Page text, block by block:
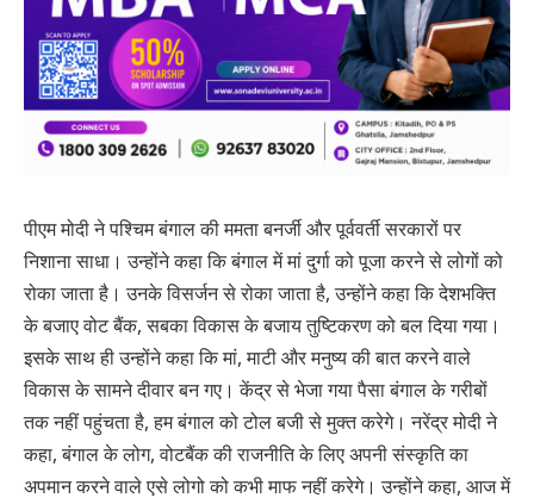
पीएम मोदी ने पश्चिम बंगाल की ममता बनर्जी और पूर्ववर्ती सरकारों पर
निशाना साधा। उन्होंने कहा कि बंगाल में मां दुर्गा को पूजा करने से लोगों को
रोका जाता है। उनके विसर्जन से रोका जाता है, उन्होंने कहा कि देशभक्ति
के बजाए वोट बैंक, सबका विकास के बजाय तुष्टिकरण को बल दिया गया।
इसके साथ ही उन्होंने कहा कि मां, माटी और मनुष्य की बात करने वाले
विकास के सामने दीवार बन गए। केंद्र से भेजा गया पैसा बंगाल के गरीबों
तक नहीं पहुंचता है, हम बंगाल को टोल बजी से मुक्त करेगे। नरेंद्र मोदी ने
कहा, बंगाल के लोग, वोटबैंक की राजनीति के लिए अपनी संस्कृति का
अपमान करने वाले एसे लोगो को कभी माफ नहीं करेगे। उन्होंने कहा, आज में